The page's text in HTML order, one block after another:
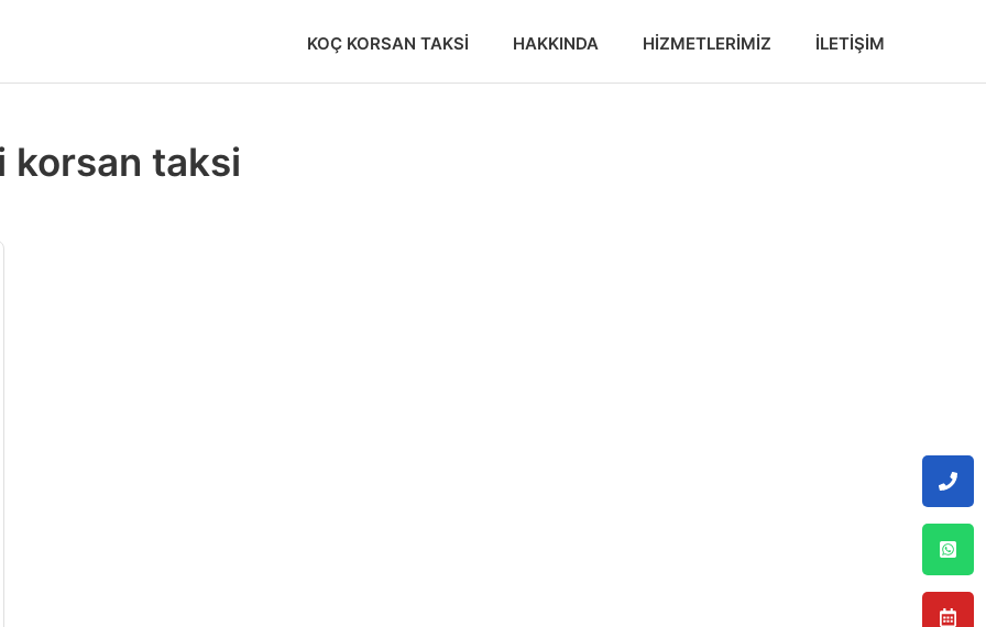
KOÇ KORSAN TAKSI HAKKINDA HIZMETLERIMIZ İLETIŞIM
korsan taksi